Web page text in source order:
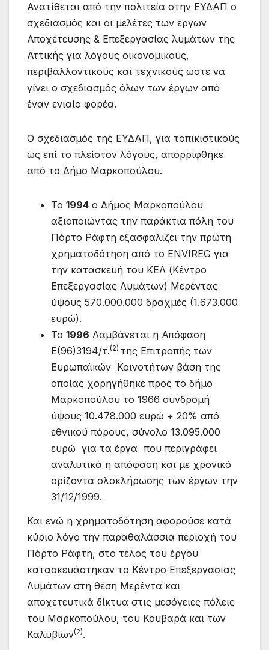
Ανατίθεται από την πολιτεία στην ΕΥΔΑΠ ο
σχεδιασμός και οι μελέτες των έργων
Αποχέτευσης & Επεξεργασίας λυμάτων της
Αττικής για λόγους οικονομικούς,
περιβαλλοντικούς και τεχνικούς ώστε να
γίνει ο σχεδιασμός όλων των έργων από
έναν ενιαίο φορέα.
Ο σχεδιασμός της ΕΥΔΑΠ, για τοπικιστικούς
ως επί το πλείστον λόγους, απορρίφθηκε
από το Δήμο Μαρκοπούλου.
Το 1994 ο Δήμος Μαρκοπούλου
αξιοποιώντας την παράκτια πόλη του
Πόρτο Ράφτη εξασφαλίζει την πρώτη
χρηματοδότηση από το ENVIREG για
την κατασκευή του ΚΕΛ (Κέντρο
Επεξεργασίας Λυμάτων) Μερέντας
ύψους 570.000.000 δραχμές (1.673.000
ευρώ).
Το 1996 Λαμβάνεται η Απόφαση
Ε(96)3194/τ.(2) της Επιτροπής των
Ευρωπαϊκών Κοινοτήτων βάση της
οποίας χορηγήθηκε προς το δήμο
Μαρκοπούλου το 1966 συνδρομή
ύψους 10.478.000 ευρώ + 20% από
εθνικού πόρους, σύνολο 13.095.000
ευρώ για τα έργα που περιγράφει
αναλυτικά η απόφαση και με χρονικό
ορίζοντα ολοκλήρωσης των έργων την
31/12/1999.
Και ενώ η χρηματοδότηση αφορούσε κατά
κύριο λόγο την παραθαλάσσια περιοχή του
Πόρτο Ράφτη, στο τέλος του έργου
κατασκευάστηκαν το Κέντρο Επεξεργασίας
Λυμάτων στη θέση Μερέντα και
αποχετευτικά δίκτυα στις μεσόγειες πόλεις
του Μαρκοπούλου, του Κουβαρά και των
Καλυβίων(2).